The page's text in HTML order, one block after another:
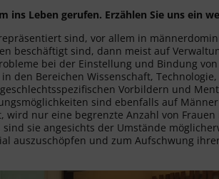
ins Leben gerufen. Erzählen Sie uns ein
sind, vor allem in
beschäftigt sind, dann meist auf
bei der Einstellung und Bindung von
den Bereichen Wissenschaft,
Vorbildern und
sind ebenfalls auf
nur eine begrenzte Anzahl von Frauen
sie angesichts der Umstände
auszuschöpfen und zum Aufschwung